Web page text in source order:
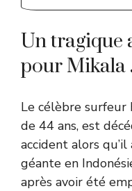
Un tragique
pour Mikala
Le célèbre surfeur
de 44 ans, est
accident alors
géante en
après avoir été